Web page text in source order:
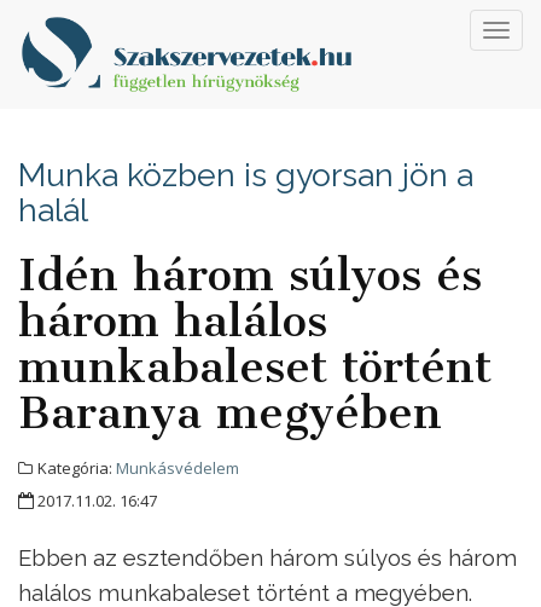
Munka közben is gyorsan jön a
halál
Idén három súlyos és
három halálos
munkabaleset történt
Baranya megyében
Kategória: Munkásvédelem
2017.11.02. 16:47
Ebben az esztendőben három súlyos és három
halálos munkabaleset történt a megyében.